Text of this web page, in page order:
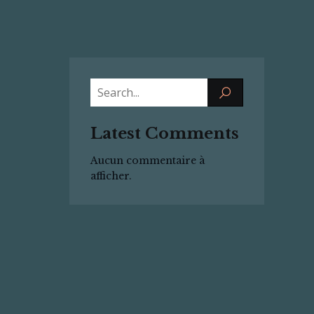
Latest Comments
Aucun commentaire à
afficher.